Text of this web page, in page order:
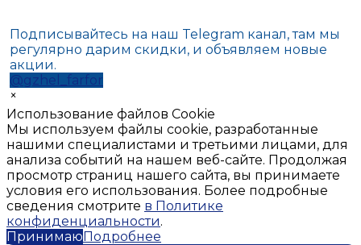
Подписывайтесь на наш Telegram канал, там мы
регулярно дарим скидки, и объявляем новые
акции.
@gzhel_farfor
×
Использование файлов Cookie
Мы используем файлы cookie, разработанные
нашими специалистами и третьими лицами, для
анализа событий на нашем веб-сайте. Продолжая
просмотр страниц нашего сайта, вы принимаете
условия его использования. Более подробные
сведения смотрите в Политике
конфиденциальности.
ПринимаюПодробнее